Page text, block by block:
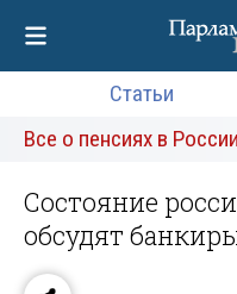
Статьи
Все о пенсиях в России
Состояние
обсудят